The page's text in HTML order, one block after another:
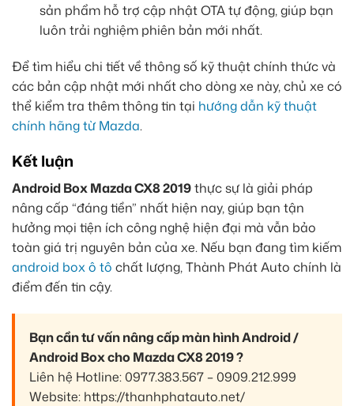
sản phẩm hỗ trợ cập nhật OTA tự động, giúp bạn
luôn trải nghiệm phiên bản mới nhất.
Để tìm hiểu chi tiết về thông số kỹ thuật chính thức và
các bản cập nhật mới nhất cho dòng xe này, chủ xe có
thể kiểm tra thêm thông tin tại hướng dẫn kỹ thuật
chính hãng từ Mazda.
Kết luận
Android Box Mazda CX8 2019thực sự là giải pháp
nâng cấp “đáng tiền” nhất hiện nay, giúp bạn tận
hưởng mọi tiện ích công nghệ hiện đại mà vẫn bảo
toàn giá trị nguyên bản của xe. Nếu bạn đang tìm kiếm
android box ô tô chất lượng, Thành Phát Auto chính là
điểm đến tin cậy.
Bạn cần tư vấn nâng cấp màn hình Android /
Android Box cho Mazda CX8 2019 ?
Liên hệ Hotline: 0977.383.567 – 0909.212.999
Website: https://thanhphatauto.net/